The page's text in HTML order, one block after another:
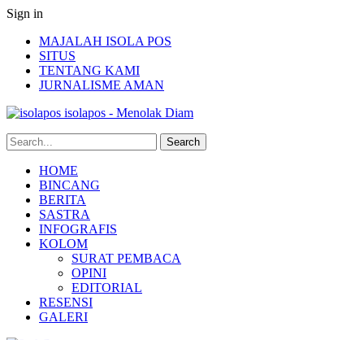
Sign in
MAJALAH ISOLA POS
SITUS
TENTANG KAMI
JURNALISME AMAN
isolapos - Menolak Diam
HOME
BINCANG
BERITA
SASTRA
INFOGRAFIS
KOLOM
SURAT PEMBACA
OPINI
EDITORIAL
RESENSI
GALERI